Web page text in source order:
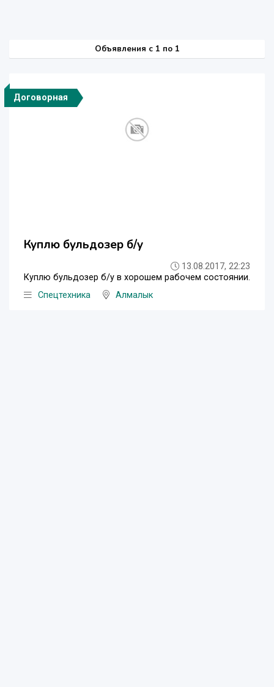
Объявления c 1 по 1
Договорная
Куплю бульдозер б/у
13.08.2017, 22:23
Куплю бульдозер б/у в хорошем рабочем состоянии.
Спецтехника
Алмалык